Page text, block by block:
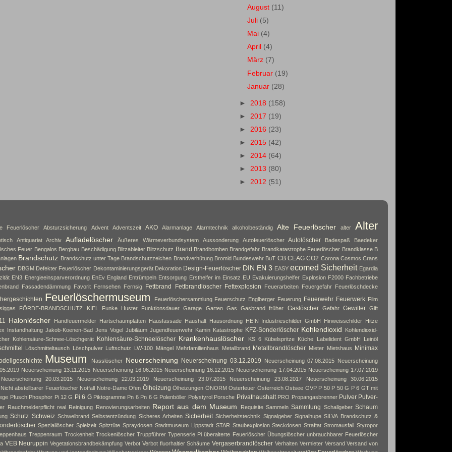
August (11)
Juli (5)
Mai (4)
April (4)
März (7)
Februar (19)
Januar (28)
► 2018 (158)
► 2017 (19)
► 2016 (23)
► 2015 (42)
► 2014 (64)
► 2013 (80)
► 2012 (51)
Feuerlöscher Absturzsicherung Advent Adventszeit AKO Alarmanlage Alarmtechnik alkoholbeständig Alte Feuerlöscher alter
Alter
Antiquariat Archiv Aufladelöscher Äußeres Wärmeverbundsystem Aussonderung Autofeuerlöscher Autolöscher Badespaß
Baedeker
Feuer Bengalos Bergbau Beschädigung Blitzableiter Blitzschutz Brand Brandbomben Brandgefahr Brandkatastrophe Feuerlöscher Brandklasse B
Brandschutz Brandschutz unter Tage Brandschutzzeichen Brandverhütung Bromid Bundeswehr BuT CB CEAG CO2 Corona Cosmos Crans
DBGM Defekter Feuerlöscher Dekontaminierungsgerät Dekoration Design-Feuerlöscher DIN EN 3 EASY ecomed Sicherheit Egardia
EN3 Energieeinsparverordnung EnEv England Entrümpeln Entsorgung Ersthelfer im Einsatz EU Evakuierungshelfer Explosion F2000 Fachbetriebe
Fassadendämmung Favorit Fernsehen Fernsig Fettbrand Fettbrandlöscher Fettexplosion Feuerarbeiten Feuergefahr Feuerlöschdecke
Feuerlöschermuseum Feuerlöschersammlung Feuerschutz Englberger Feuerung Feuerwehr Feuerwerk Film
FÖRDE-BRANDSCHUTZ KIEL Funke Huster Funktionsdauer Garage Garten Gas Gasbrand früher Gaslöscher Gefahr Gewitter Gift
Halonlöscher Handfeuermelder Hartschaumplatten Hausfassade Haushalt Hausordnung HEIN Industrieschilder GmbH Hinweisschilder Hitze
Instandhaltung Jakob-Koenen-Bad Jens Vogel Jubiläum Jugendfeuerwehr Kamin Katastrophe KFZ-Sonderlöscher Kohlendioxid
Kohlendioxid-
Kohlensäure-Schnee-Löschgerät Kohlensäure-Schneelöscher Krankenhauslöscher KS 6 Kübelspritze Küche Labelident GmbH
Leinöl
Löschmitteltausch Löschpulver Luftschutz LW-100 Mängel Mehrfamilienhaus Metallbrand Metallbrandlöscher Mieter Mietshaus Minimax
Museum Nasslöscher Neuerscheinung Neuerscheinung 03.12.2019 Neuerscheinung 07.08.2015 Neuerscheinung
Neuerscheinung 13.11.2015 Neuerscheinung 16.06.2015 Neuerscheinung 16.12.2015 Neuerscheinung 17.04.2015 Neuerscheinung 17.07.2019
Neuerscheinung 20.03.2015 Neuerscheinung 22.03.2019 Neuerscheinung 23.07.2015 Neuerscheinung 23.08.2017
Neuerscheinung 30.06.2015
Nicht abstellbarer Feuerlöscher Notfall Notre-Dame Ofen Ölheizung Ölheizungen ÖNORM Osterfeuer Österreich Ostsee OVP P 50 P 50 G P 6 GT mit
Pfusch Phosphor Pi 12 G Pi 6 G Piktogramme Pn 6 Pn 6 G Polenböller Polystyrol Porsche Privathaushalt PRO Propangasbrenner Pulver Pulver-
Rauchmelderpflicht real Reinigung Renovierungsarbeiten Report aus dem Museum Requisite Sammeln Sammlung Schallgeber Schaum
Schutz Schweiz Schwelbrand Selbstentzündung Sicheres Arbeiten Sicherheit Sicherheitstechnik Signalgeber Signalhupe SILVA Brandschutz &
Speziallöscher Spielzeit Spitztüte Spraydosen Stadtmuseum Lippstadt STAR Staubexplosion Steckdosen Straftat Stromausfall Styropor
Treppenraum Trockenheit Trockenlöscher Truppführer Typenserie Pi überalterte Feuerlöscher Übungslöscher unbrauchbarer Feuerlöscher
VEB Neuruppin Vegetationsbrandbekämpfung Verbot Verbot fluorhaltier Schäume Vergaserbrandlöscher Verhalten Vermieter Versand Versand von